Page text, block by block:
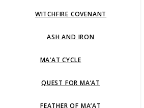
WITCHFIRE COVENANT
ASH AND IRON
MA’AT CYCLE
QUEST FOR MA’AT
FEATHER OF MA’AT